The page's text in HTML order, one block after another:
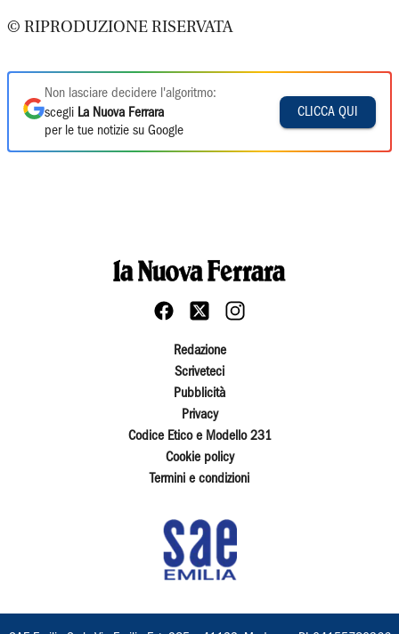
© RIPRODUZIONE RISERVATA
Non lasciare decidere l'algoritmo:
scegli La Nuova Ferrara
per le tue notizie su Google
CLICCA QUI
Redazione
Scriveteci
Pubblicità
Privacy
Codice Etico e Modello 231
Cookie policy
Termini e condizioni